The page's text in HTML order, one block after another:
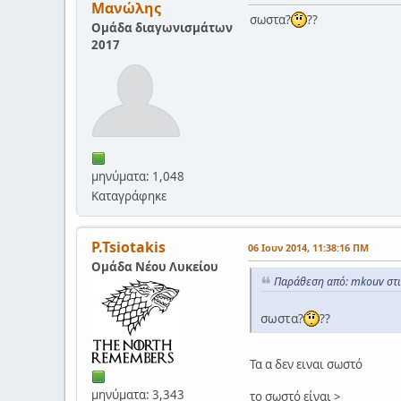
Μανώλης
Ομάδα διαγωνισμάτων
2017
μηνύματα: 1,048
Καταγράφηκε
σωστα? ??
P.Tsiotakis
Ομάδα Νέου Λυκείου
μηνύματα: 3,343
06 Ιουν 2014, 11:38:16 ΠΜ
Παράθεση από: mkouv
σωστα? ??
Τα α δεν ειναι σωστό
το σωστό είναι >